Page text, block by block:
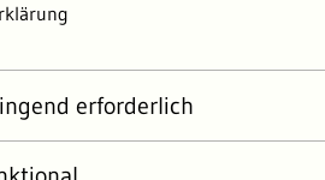
Flüssen
chemische Stoffe
in vielen Flüssen messbar.
erforderlich